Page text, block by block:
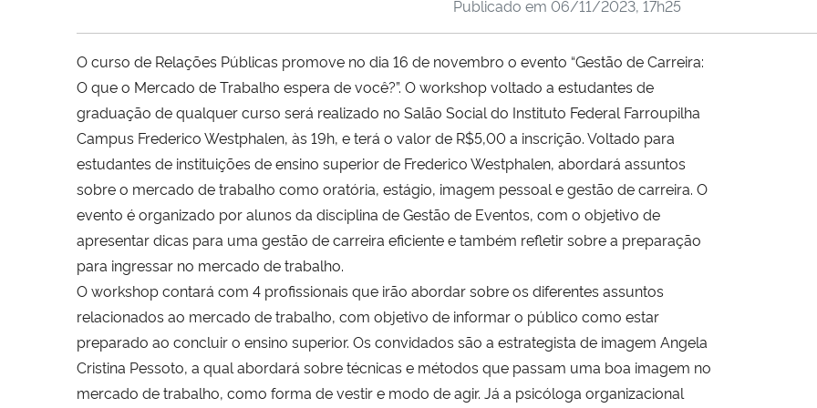
Publicado em 06/11/2023, 17h25
O curso de Relações Públicas promove no dia 16 de novembro o evento “Gestão de Carreira:
O que o Mercado de Trabalho espera de você?”. O workshop voltado a estudantes de
graduação de qualquer curso será realizado no Salão Social do Instituto Federal Farroupilha
Campus Frederico Westphalen, às 19h, e terá o valor de R$5,00 a inscrição. Voltado para
estudantes de instituições de ensino superior de Frederico Westphalen, abordará assuntos
sobre o mercado de trabalho como oratória, estágio, imagem pessoal e gestão de carreira. O
evento é organizado por alunos da disciplina de Gestão de Eventos, com o objetivo de
apresentar dicas para uma gestão de carreira eficiente e também refletir sobre a preparação
para ingressar no mercado de trabalho.
O workshop contará com 4 profissionais que irão abordar sobre os diferentes assuntos
relacionados ao mercado de trabalho, com objetivo de informar o público como estar
preparado ao concluir o ensino superior. Os convidados são a estrategista de imagem Angela
Cristina Pessoto, a qual abordará sobre técnicas e métodos que passam uma boa imagem no
mercado de trabalho, como forma de vestir e modo de agir. Já a psicóloga organizacional